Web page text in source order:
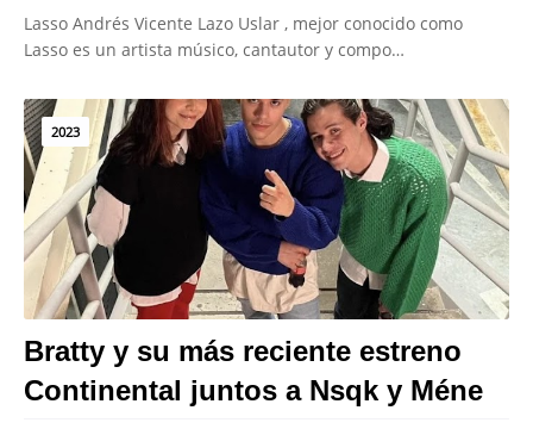
Lasso Andrés Vicente Lazo Uslar , mejor conocido como
Lasso es un artista músico, cantautor y compo…
2023
Bratty y su más reciente estreno
Continental juntos a Nsqk y Méne